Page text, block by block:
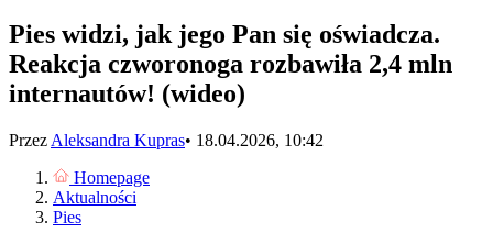
Pies widzi, jak jego Pan się oświadcza.
Reakcja czworonoga rozbawiła 2,4 mln
internautów! (wideo)
Przez Aleksandra Kupras• 18.04.2026, 10:42
Homepage
Aktualności
Pies